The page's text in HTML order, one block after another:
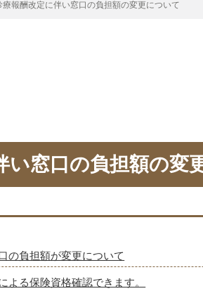
療報酬改定に伴い窓口の負担額の変更について
い窓口の負担額の変
の負担額が変更について
よる保険資格確認できます。